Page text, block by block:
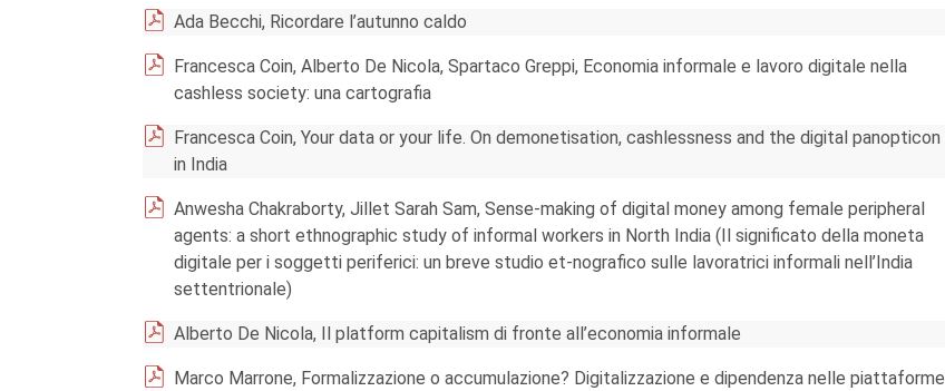
Ada Becchi, Ricordare l’autunno caldo
Francesca Coin, Alberto De Nicola, Spartaco Greppi, Economia informale e lavoro digitale nella
cashless society: una cartografia
Francesca Coin, Your data or your life. On demonetisation, cashlessness and the digital panopticon
in India
Anwesha Chakraborty, Jillet Sarah Sam, Sense-making of digital money among female peripheral
agents: a short ethnographic study of informal workers in North India (Il significato della moneta
digitale per i soggetti periferici: un breve studio et-nografico sulle lavoratrici informali nell’India
settentrionale)
Alberto De Nicola, Il platform capitalism di fronte all’economia informale
Marco Marrone, Formalizzazione o accumulazione? Digitalizzazione e dipendenza nelle piattaforme